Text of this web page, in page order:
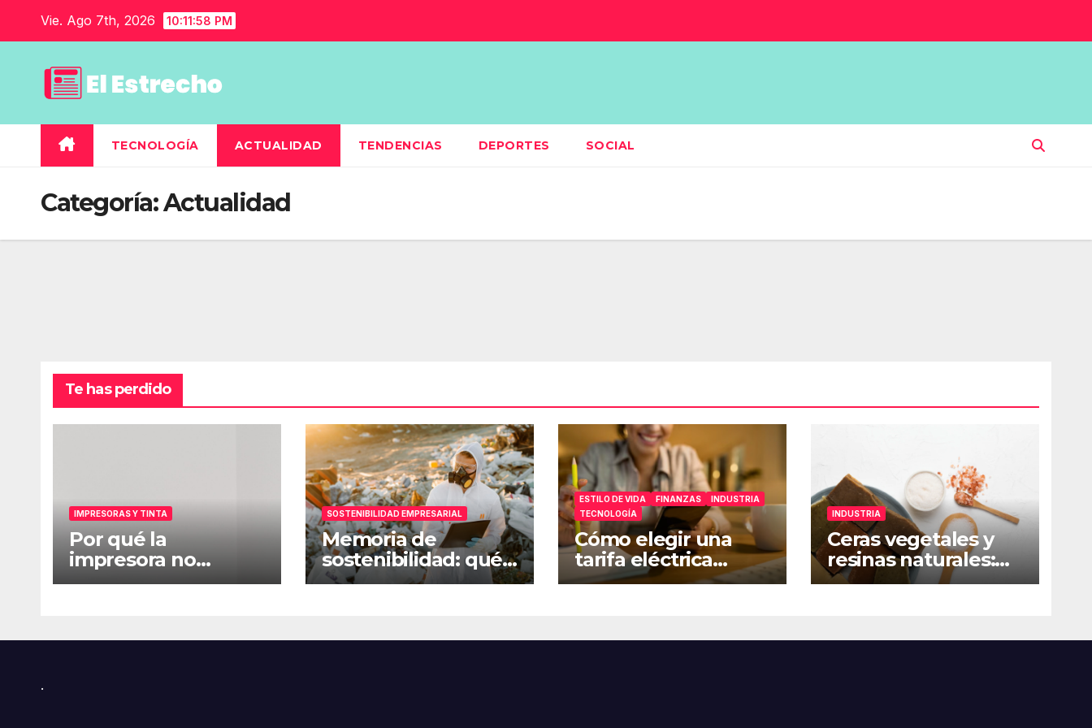
Vie. Ago 7th, 2026 10:11:58 PM
TECNOLOGÍA ACTUALIDAD TENDENCIAS DEPORTES SOCIAL
Categoría:Actualidad
Te has perdido
IMPRESORAS Y TINTA
Por qué la
impresora no
reconoce el
SOSTENIBILIDAD EMPRESARIAL
Memoria de
sostenibilidad: qué
es y su relación con
ESTILO DE VIDA FINANZAS
INDUSTRIA
TECNOLOGÍA
Cómo elegir una
tarifa eléctrica
mejor con ayuda de
INDUSTRIA
Ceras vegetales y
resinas naturales:
soluciones
industriales
.